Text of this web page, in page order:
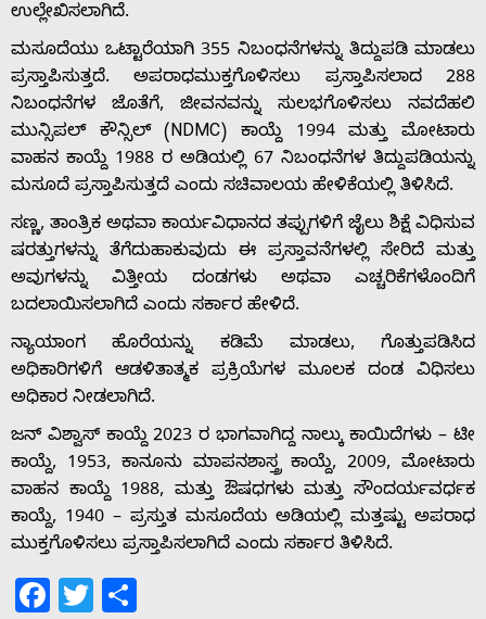
Home
About
Us
Advertise
With
s
Contact
ಉಲ್ಲೇಖಿಸಲಾಗಿದೆ.
ಮಸೂದೆಯು ಒಟ್ಟಾರೆಯಾಗಿ 355 ನಿಬಂಧನೆಗಳನ್ನು ತಿದ್ದುಪಡಿ ಮಾಡಲು
ಪ್ರಸ್ತಾಪಿಸುತ್ತದೆ. ಅಪರಾಧಮುಕ್ತಗೊಳಿಸಲು ಪ್ರಸ್ತಾಪಿಸಲಾದ 288
ನಿಬಂಧನೆಗಳ ಜೊತೆಗೆ, ಜೀವನವನ್ನು ಸುಲಭಗೊಳಿಸಲು ನವದೆಹಲಿ
ಮುನ್ಸಿಪಲ್ ಕೌನ್ಸಿಲ್ (NDMC) ಕಾಯ್ದೆ 1994 ಮತ್ತು ಮೋಟಾರು
ವಾಹನ ಕಾಯ್ದೆ 1988 ರ ಅಡಿಯಲ್ಲಿ 67 ನಿಬಂಧನೆಗಳ ತಿದ್ದುಪಡಿಯನ್ನು
ಮಸೂದೆ ಪ್ರಸ್ತಾಪಿಸುತ್ತದೆ ಎಂದು ಸಚಿವಾಲಯ ಹೇಳಿಕೆಯಲ್ಲಿ ತಿಳಿಸಿದೆ.
ಸಣ್ಣ, ತಾಂತ್ರಿಕ ಅಥವಾ ಕಾರ್ಯವಿಧಾನದ ತಪ್ಪುಗಳಿಗೆ ಜೈಲು ಶಿಕ್ಷೆ ವಿಧಿಸುವ
ಷರತ್ತುಗಳನ್ನು ತೆಗೆದುಹಾಕುವುದು ಈ ಪ್ರಸ್ತಾವನೆಗಳಲ್ಲಿ ಸೇರಿದೆ ಮತ್ತು
ಅವುಗಳನ್ನು ವಿತ್ತೀಯ ದಂಡಗಳು ಅಥವಾ ಎಚ್ಚರಿಕೆಗಳೊಂದಿಗೆ
ಬದಲಾಯಿಸಲಾಗಿದೆ ಎಂದು ಸರ್ಕಾರ ಹೇಳಿದೆ.
ನ್ಯಾಯಾಂಗ ಹೊರೆಯನ್ನು ಕಡಿಮೆ ಮಾಡಲು, ಗೊತ್ತುಪಡಿಸಿದ
ಅಧಿಕಾರಿಗಳಿಗೆ ಆಡಳಿತಾತ್ಮಕ ಪ್ರಕ್ರಿಯೆಗಳ ಮೂಲಕ ದಂಡ ವಿಧಿಸಲು
ಅಧಿಕಾರ ನೀಡಲಾಗಿದೆ.
ಜನ್ ವಿಶ್ವಾಸ್ ಕಾಯ್ದೆ 2023 ರ ಭಾಗವಾಗಿದ್ದ ನಾಲ್ಕು ಕಾಯಿದೆಗಳು – ಟೀ
ಕಾಯ್ದೆ, 1953, ಕಾನೂನು ಮಾಪನಶಾಸ್ತ್ರ ಕಾಯ್ದೆ, 2009, ಮೋಟಾರು
ವಾಹನ ಕಾಯ್ದೆ 1988, ಮತ್ತು ಔಷಧಗಳು ಮತ್ತು ಸೌಂದರ್ಯವರ್ಧಕ
ಕಾಯ್ದೆ, 1940 – ಪ್ರಸ್ತುತ ಮಸೂದೆಯ ಅಡಿಯಲ್ಲಿ ಮತ್ತಷ್ಟು ಅಪರಾಧ
ಮುಕ್ತಗೊಳಿಸಲು ಪ್ರಸ್ತಾಪಿಸಲಾಗಿದೆ ಎಂದು ಸರ್ಕಾರ ತಿಳಿಸಿದೆ.
Facebook
Twitter